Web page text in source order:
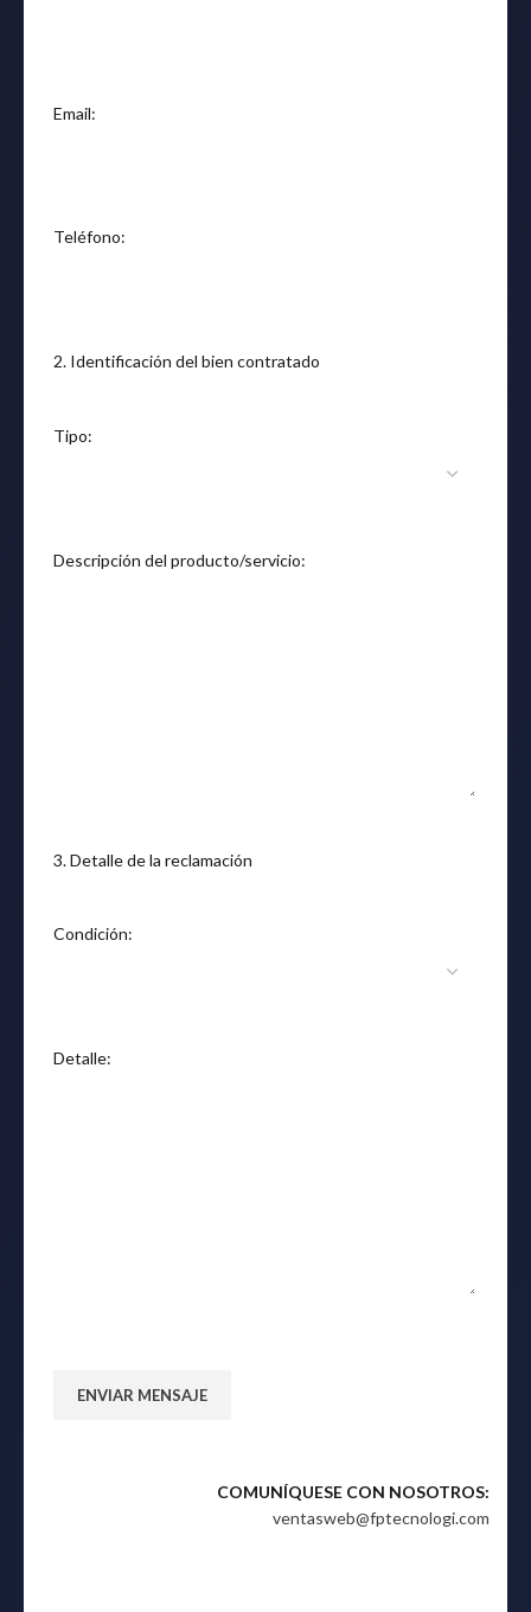
Email:
Teléfono:
2. Identificación del bien contratado
Tipo:
Descripción del producto/servicio:
3. Detalle de la reclamación
Condición:
Detalle:
COMUNÍQUESE CON NOSOTROS:
ventasweb@fptecnologi.com